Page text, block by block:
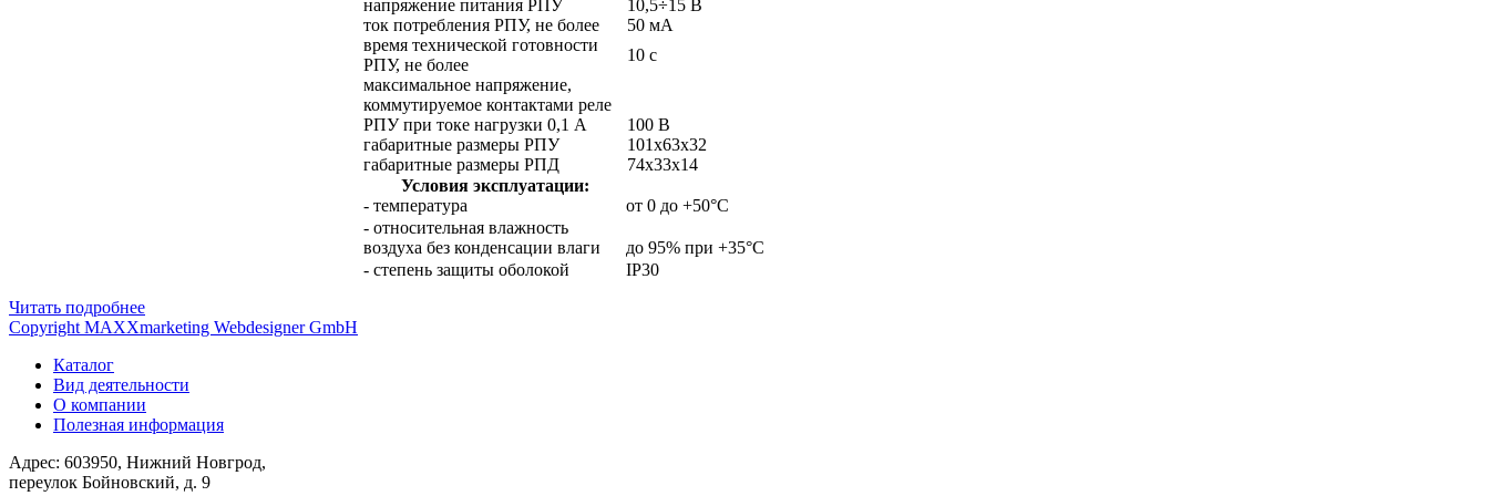
напряжение питания РПУ
10,5÷15 В
ток потребления РПУ, не более
50 мА
время технической готовности
РПУ, не более
10 с
максимальное напряжение,
коммутируемое контактами реле
РПУ при токе нагрузки 0,1 А
100 В
габаритные размеры РПУ
101х63х32
габаритные размеры РПД
74х33х14
Условия эксплуатации:
- температура
от 0 до +50°С
- относительная влажность
воздуха без конденсации влаги
до 95% при +35°С
- степень защиты оболокой
IP30
Читать подробнее
Copyright MAXXmarketing Webdesigner GmbH
Каталог
Вид деятельности
О компании
Полезная информация
Адрес: 603950, Нижний Новгрод,
переулок Бойновский, д. 9